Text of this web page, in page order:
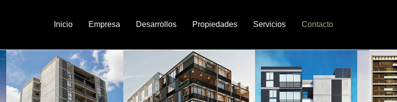
Inicio Empresa Desarrollos Propiedades Servicios Contacto